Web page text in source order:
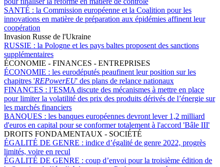
SANTÉ : la Commission européenne et la Coalition pour les
innovations en matière de préparation aux épidémies affinent leur
coopération
Invasion Russe de l'Ukraine
RUSSIE : la Pologne et les pays baltes proposent des sanctions
supplémentaires
ÉCONOMIE - FINANCES - ENTREPRISES
ÉCONOMIE : les eurodéputés peaufinent leur position sur les
chapitres 'REPowerEU' des plans de relance nationaux
FINANCES : l’ESMA discute des mécanismes à mettre en place
pour limiter la volatilité des prix des produits dérivés de l’énergie sur
les marchés financiers
BANQUES : les banques européennes devront lever 1,2 milliard
d'euros en capital pour se conformer totalement à l'accord 'Bâle III'
DROITS FONDAMENTAUX - SOCIÉTÉ
ÉGALITÉ DE GENRE : indice d’égalité de genre 2022, progrès
limités, voire en recul
ÉGALITÉ DE GENRE : coup d’envoi pour la troisième édition de